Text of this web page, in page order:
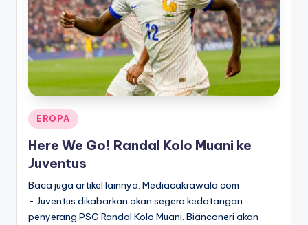
Posted
in
EROPA
Here We Go! Randal Kolo Muani ke
Juventus
Baca juga artikel lainnya. Mediacakrawala.com
- Juventus dikabarkan akan segera kedatangan
penyerang PSG Randal Kolo Muani. Bianconeri akan